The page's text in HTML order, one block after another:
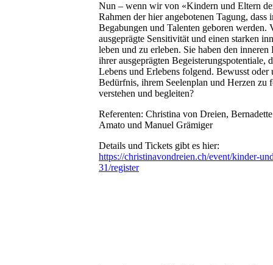
Nun – wenn wir von «Kindern und Eltern
Rahmen der hier angebotenen Tagung,
Begabungen und Talenten geboren werden.
ausgeprägte Sensitivität und einen starken
leben und zu erleben. Sie haben den
ihrer ausgeprägten Begeisterungspotentiale,
Lebens und Erlebens folgend. Bewusst oder
Bedürfnis, ihrem Seelenplan und Herzen
verstehen und begleiten?
Referenten: Christina von Dreien,
Amato und Manuel Grämiger
Details und Tickets gibt es hier:
https://christinavondreien.ch/event/kinder-
31/register